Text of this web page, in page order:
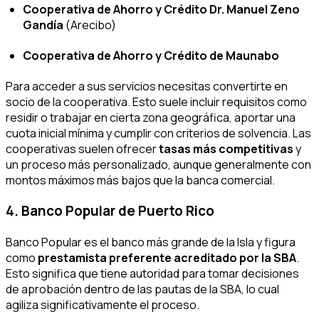
Cooperativa de Ahorro y Crédito Dr. Manuel Zeno
Gandía (Arecibo)
Cooperativa de Ahorro y Crédito de Maunabo
Para acceder a sus servicios necesitas convertirte en
socio de la cooperativa. Esto suele incluir requisitos como
residir o trabajar en cierta zona geográfica, aportar una
cuota inicial mínima y cumplir con criterios de solvencia. Las
cooperativas suelen ofrecertasas más competitivasy
un proceso más personalizado, aunque generalmente con
montos máximos más bajos que la banca comercial.
4. Banco Popular de Puerto Rico
Banco Popular es el banco más grande de la Isla y figura
como prestamista preferente acreditado por la SBA.
Esto significa que tiene autoridad para tomar decisiones
de aprobación dentro de las pautas de la SBA, lo cual
agiliza significativamente el proceso.